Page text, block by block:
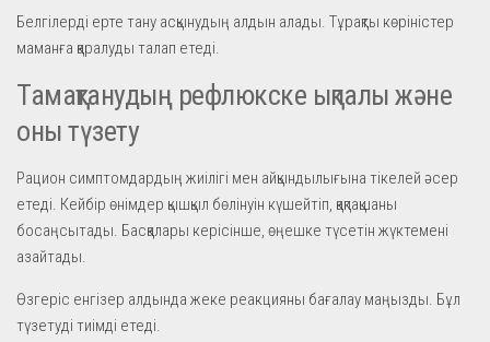
Белгілерді ерте тану асқынудың алдын алады. Тұрақты көріністер
маманға қаралуды талап етеді.
Тамақтанудың рефлюкске ықпалы және
оны түзету
Рацион симптомдардың жиілігі мен айқындылығына тікелей әсер
етеді. Кейбір өнімдер қышқыл бөлінуін күшейтіп, қақпақшаны
босаңсытады. Басқалары керісінше, өңешке түсетін жүктемені
азайтады.
Өзгеріс енгізер алдында жеке реакцияны бағалау маңызды. Бұл
түзетуді тиімді етеді.